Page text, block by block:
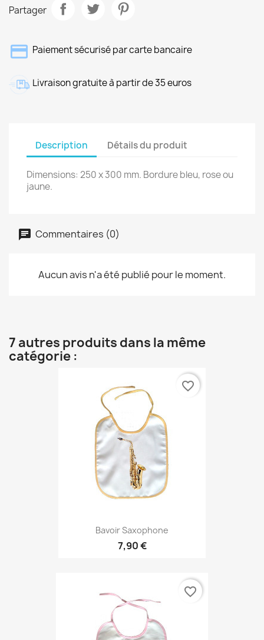
Partager
Paiement sécurisé par carte bancaire
Livraison gratuite à partir de 35 euros
Description Détails du produit
Dimensions: 250 x 300 mm. Bordure bleu, rose ou
jaune.
Commentaires (0)
Aucun avis n'a été publié pour le moment.
7 autres produits dans la même
catégorie :
Bavoir Saxophone
7,90 €
favorite_border
favorite_border